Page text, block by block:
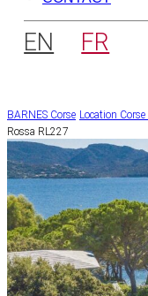
EN FR
BARNES Corse Location Corse
Rossa RL227